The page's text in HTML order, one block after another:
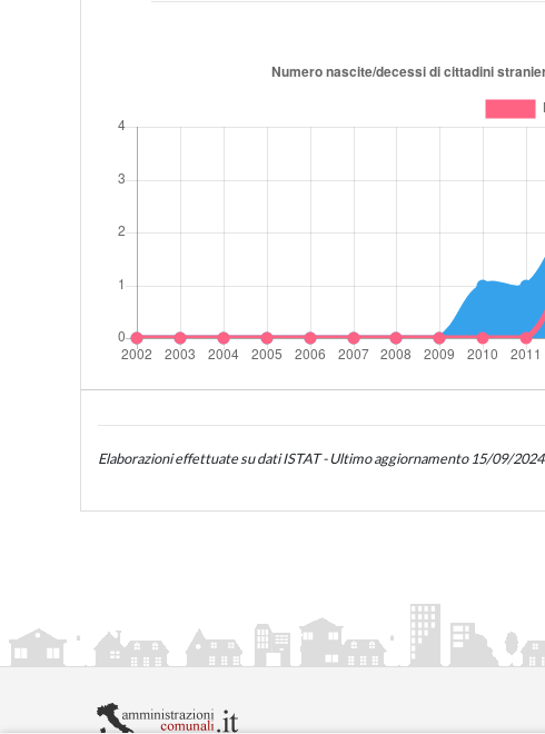
Elaborazioni effettuate su dati ISTAT - Ultimo aggiornamento 15/09/2024